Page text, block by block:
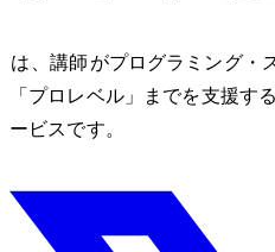
nozomono は、講師 shibomb がプログラ
「プロレベル」までを支援す
ービスです。